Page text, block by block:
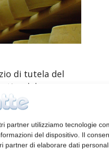
partner utilizziamo tecnologie
del dispositivo. Il
partner di elaborare dati
di tutela del
dal
su
allo
i
parte del